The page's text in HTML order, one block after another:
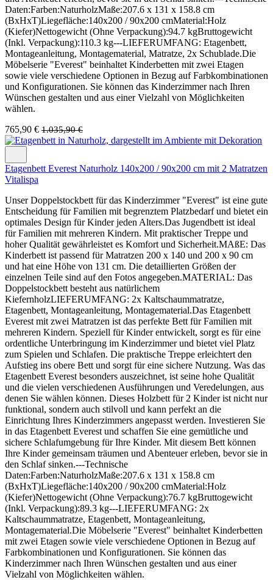
Daten:Farben:NaturholzMaße:207.6 x 131 x 158.8 cm
(BxHxT)Liegefläche:140x200 / 90x200 cmMaterial:Holz
(Kiefer)Nettogewicht (Ohne Verpackung):94.7 kgBruttogewicht
(Inkl. Verpackung):110.3 kg---LIEFERUMFANG: Etagenbett,
Montageanleitung, Montagematerial, Matratze, 2x Schublade.Die
Möbelserie "Everest" beinhaltet Kinderbetten mit zwei Etagen
sowie viele verschiedene Optionen in Bezug auf Farbkombinationen
und Konfigurationen. Sie können das Kinderzimmer nach Ihren
Wünschen gestalten und aus einer Vielzahl von Möglichkeiten
wählen.
765,90 € 1.035,90 €
Etagenbett Everest Naturholz 140x200 / 90x200 cm mit 2 Matratzen
Vitalispa
Unser Doppelstockbett für das Kinderzimmer "Everest" ist eine gute
Entscheidung für Familien mit begrenztem Platzbedarf und bietet ein
optimales Design für Kinder jeden Alters.Das Jugendbett ist ideal
für Familien mit mehreren Kindern. Mit praktischer Treppe und
hoher Qualität gewährleistet es Komfort und Sicherheit.MAßE: Das
Kinderbett ist passend für Matratzen 200 x 140 und 200 x 90 cm
und hat eine Höhe von 131 cm. Die detaillierten Größen der
einzelnen Teile sind auf den Fotos angegeben.MATERIAL: Das
Doppelstockbett besteht aus natürlichem
KiefernholzLIEFERUMFANG: 2x Kaltschaummatratze,
Etagenbett, Montageanleitung, Montagematerial.Das Etagenbett
Everest mit zwei Matratzen ist das perfekte Bett für Familien mit
mehreren Kindern. Speziell für Kinder entwickelt, sorgt es für eine
ordentliche Unterbringung im Kinderzimmer und bietet viel Platz
zum Spielen und Schlafen. Die praktische Treppe erleichtert den
Aufstieg ins obere Bett und sorgt für eine sichere Nutzung. Was das
Etagenbett Everest besonders auszeichnet, ist seine hohe Qualität
und die vielen verschiedenen Ausführungen und Veredelungen, aus
denen Sie wählen können. Dieses Holzbett für 2 Kinder ist nicht nur
funktional, sondern auch stilvoll und kann perfekt an die
Einrichtung Ihres Kinderzimmers angepasst werden. Investieren Sie
in das Etagenbett Everest und schaffen Sie eine gemütliche und
sichere Schlafumgebung für Ihre Kinder. Mit diesem Bett können
Ihre Kinder gemeinsam träumen und Abenteuer erleben, bevor sie in
den Schlaf sinken.---Technische
Daten:Farben:NaturholzMaße:207.6 x 131 x 158.8 cm
(BxHxT)Liegefläche:140x200 / 90x200 cmMaterial:Holz
(Kiefer)Nettogewicht (Ohne Verpackung):76.7 kgBruttogewicht
(Inkl. Verpackung):89.3 kg---LIEFERUMFANG: 2x
Kaltschaummatratze, Etagenbett, Montageanleitung,
Montagematerial.Die Möbelserie "Everest" beinhaltet Kinderbetten
mit zwei Etagen sowie viele verschiedene Optionen in Bezug auf
Farbkombinationen und Konfigurationen. Sie können das
Kinderzimmer nach Ihren Wünschen gestalten und aus einer
Vielzahl von Möglichkeiten wählen.